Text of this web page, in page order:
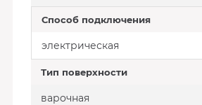
Способ подключения
электрическая
Тип поверхности
варочная